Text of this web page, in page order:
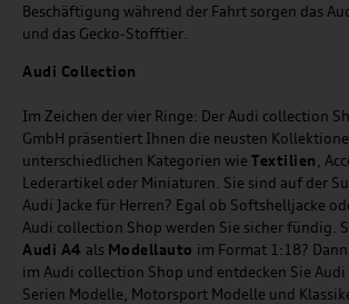
Beschäftigung während der Fahrt sorgen das
und das Gecko-Stofftier.
Audi Collection
Im Zeichen der vier Ringe: Der Audi collection
GmbH präsentiert Ihnen die neusten
unterschiedlichen Kategorien wie Textilien ,
Lederartikel oder Miniaturen. Sie sind auf der
Audi Jacke für Herren? Egal ob Softshelljacke
Audi collection Shop werden Sie sicher fündig.
Audi A4 als Modellauto im Format 1:18?
im Audi collection Shop und entdecken Sie
Serien Modelle, Motorsport Modelle und